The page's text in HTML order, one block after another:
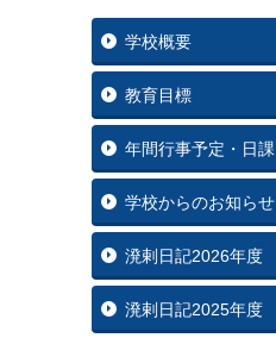
学校概要
教育目標
年間行事予定・日課
学校からのお知らせ
溌剌日記2026年度
溌剌日記2025年度